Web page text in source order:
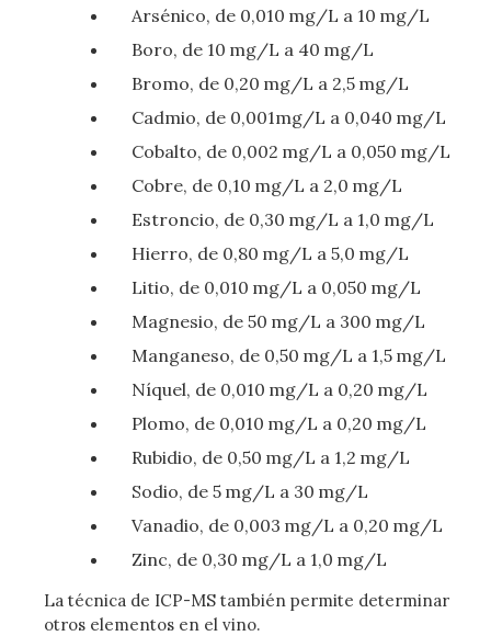
Arsénico, de 0,010 mg/L a 10 mg/L
Boro, de 10 mg/L a 40 mg/L
Bromo, de 0,20 mg/L a 2,5 mg/L
Cadmio, de 0,001mg/L a 0,040 mg/L
Cobalto, de 0,002 mg/L a 0,050 mg/L
Cobre, de 0,10 mg/L a 2,0 mg/L
Estroncio, de 0,30 mg/L a 1,0 mg/L
Hierro, de 0,80 mg/L a 5,0 mg/L
Litio, de 0,010 mg/L a 0,050 mg/L
Magnesio, de 50 mg/L a 300 mg/L
Manganeso, de 0,50 mg/L a 1,5 mg/L
Níquel, de 0,010 mg/L a 0,20 mg/L
Plomo, de 0,010 mg/L a 0,20 mg/L
Rubidio, de 0,50 mg/L a 1,2 mg/L
Sodio, de 5 mg/L a 30 mg/L
Vanadio, de 0,003 mg/L a 0,20 mg/L
Zinc, de 0,30 mg/L a 1,0 mg/L
La técnica de ICP-MS también permite determinar
otros elementos en el vino.